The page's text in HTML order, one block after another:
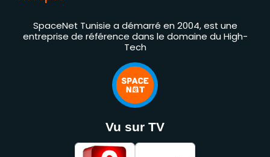
SpaceNet Tunisie a démarré en 2004, est une
entreprise de référence dans le domaine du High-
Tech
Vu sur TV